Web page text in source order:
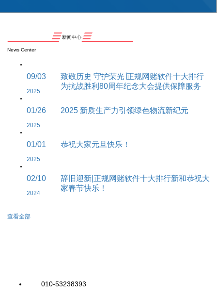
新闻中心
News Center
09/03
2025
致敬历史 守护荣光∣正规网赌软件十大排行
为抗战胜利80周年纪念大会提供保障服务
01/26
2025
2025 新质生产力引领绿色物流新纪元
01/01
2025
恭祝大家元旦快乐！
02/10
2024
辞旧迎新|正规网赌软件十大排行新和恭祝大
家春节快乐！
查看全部
010-53238393